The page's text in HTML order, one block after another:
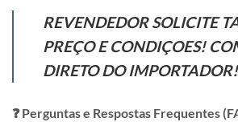
REVENDEDOR SOLICITE
PREÇO E CONDIÇOES!
DIRETO DO IMPORTADOR!
❓ Perguntas e Respostas Frequentes